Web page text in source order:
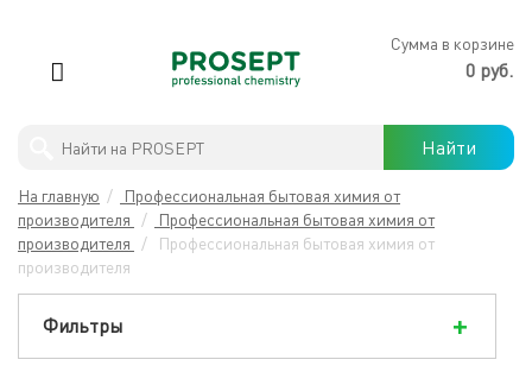
×
Профессиональны моющие средства
Бытовая химия
Защита древесины
PROSEPT
ЛЕРУА
МЕРЛЕН
Сумма в корзине
0 руб.
Найти
На главную /
Профессиональная бытовая химия от
производителя
/
Профессиональная бытовая химия от
производителя
/
Профессиональная бытовая химия от
производителя
Фильтры